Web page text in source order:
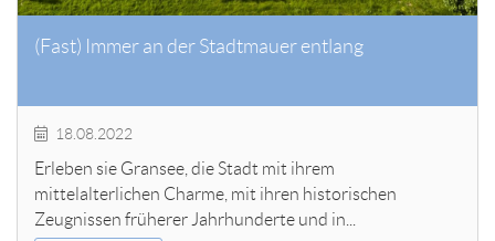
(Fast) Immer an der Stadtmauer entlang
18.08.2022
Erleben sie Gransee, die Stadt mit ihrem
mittelalterlichen Charme, mit ihren historischen
Zeugnissen früherer Jahrhunderte und in...